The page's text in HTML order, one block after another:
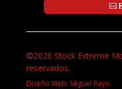
©2026 Stock Extreme
reservados.
Diseño Web: Miguel Rayo